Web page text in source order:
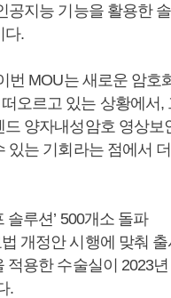
공지능 기능을 활용한
다.
번 MOU는 새로운 암호
오르고 있는 상황에서,
드 양자내성암호 영상보
있는 기회라는 점에서
솔루션’ 500개소 돌파
개정안 시행에 맞춰 출
적용한 수술실이 2023
.